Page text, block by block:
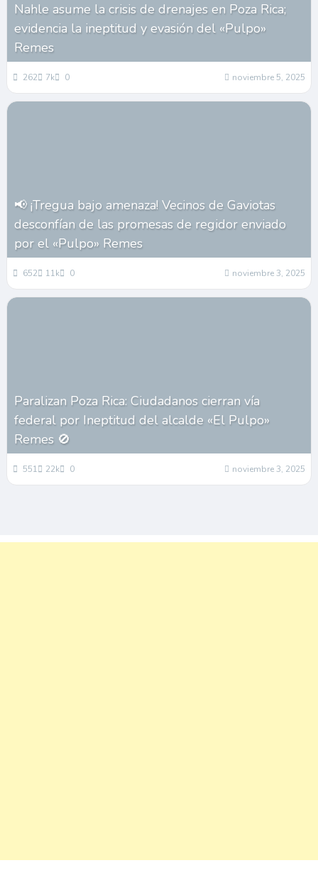
Nahle asume la crisis de drenajes en Poza Rica;
evidencia la ineptitud y evasión del «Pulpo»
Remes
262 7k 0 noviembre 5, 2025
📢 ¡Tregua bajo amenaza! Vecinos de Gaviotas
desconfían de las promesas de regidor enviado
por el «Pulpo» Remes
652 11k 0 noviembre 3, 2025
Paralizan Poza Rica: Ciudadanos cierran vía
federal por Ineptitud del alcalde «El Pulpo»
Remes 🚫
551 22k 0 noviembre 3, 2025